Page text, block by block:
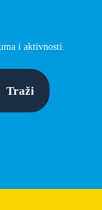
i aktivnosti.
Traži